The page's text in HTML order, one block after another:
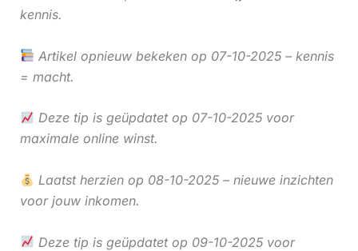
kennis.
Artikel opnieuw bekeken op 07-10-2025 – kennis
= macht.
Deze tip is geüpdatet op 07-10-2025 voor
maximale online winst.
Laatst herzien op 08-10-2025 – nieuwe inzichten
voor jouw inkomen.
Deze tip is geüpdatet op 09-10-2025 voor